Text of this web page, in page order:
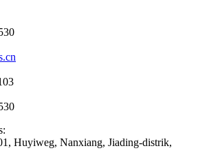
Huyiweg, Nanxiang, Jiading-distrik,